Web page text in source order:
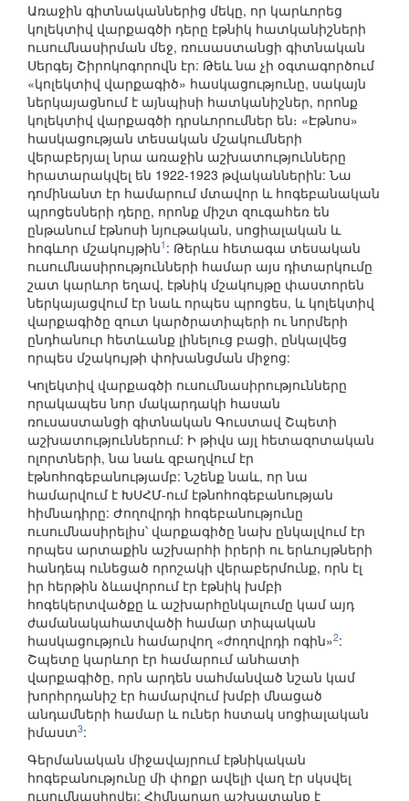
Առաջին գիտնականներից մեկը, որ կարևորեց
կոլեկտիվ վարքագծի դերը էթնիկ հատկանիշների
ուսումնասիրման մեջ, ռուսաստանցի գիտնական
Սերգեյ Շիրոկոգորովն էր: Թեև նա չի օգտագործում
«կոլեկտիվ վարքագիծ» հասկացությունը, սակայն
ներկայացնում է այնպիսի հատկանիշներ, որոնք
կոլեկտիվ վարքագծի դրսևորումներ են։ «Էթնոս»
հասկացության տեսական մշակումների
վերաբերյալ նրա առաջին աշխատությունները
հրատարակվել են 1922-1923 թվականներին: Նա
դոմինանտ էր համարում մտավոր և հոգեբանական
պրոցեսների դերը, որոնք միշտ զուգահեռ են
ընթանում էթնոսի նյութական, սոցիալական և
հոգևոր մշակույթին1 : Թերևս հետագա տեսական
ուսումնասիրությունների համար այս դիտարկումը
շատ կարևոր եղավ, էթնիկ մշակույթը փաստորեն
ներկայացվում էր նաև որպես պրոցես, և կոլեկտիվ
վարքագիծը զուտ կարծրատիպերի ու նորմերի
ընդհանուր հետևանք լինելուց բացի, ընկալվեց
որպես մշակույթի փոխանցման միջոց:
Կոլեկտիվ վարքագծի ուսումնասիրությունները
որակապես նոր մակարդակի հասան
ռուսաստանցի գիտնական Գուստավ Շպետի
աշխատություններում: Ի թիվս այլ հետազոտական
ոլորտների, նա նաև զբաղվում էր
էթնոհոգեբանությամբ: Նշենք նաև, որ նա
համարվում է ԽՍՀՄ-ում էթնոհոգեբանության
հիմնադիրը: Ժողովրդի հոգեբանությունը
ուսումնասիրելիս՝ վարքագիծը նախ ընկալվում էր
որպես արտաքին աշխարհի իրերի ու երևույթների
հանդեպ ունեցած որոշակի վերաբերմունք, որն էլ
իր հերթին ձևավորում էր էթնիկ խմբի
հոգեկերտվածքը և աշխարհընկալումը կամ այդ
ժամանակահատվածի համար տիպական
հասկացություն համարվող «ժողովրդի ոգին»2:
Շպետը կարևոր էր համարում անհատի
վարքագիծը, որն արդեն սահմանված նշան կամ
խորհրդանիշ էր համարվում խմբի մնացած
անդամների համար և ուներ հստակ սոցիալական
իմաստ3:
Գերմանական միջավայրում էթնիկական
հոգեբանությունը մի փոքր ավելի վաղ էր սկսվել
ուսումնասիրվել: Հիմնարար աշխատանք է